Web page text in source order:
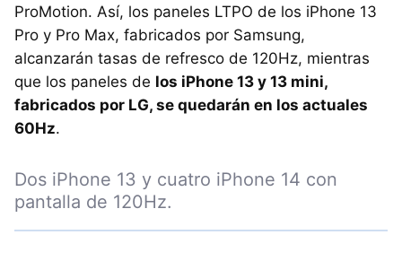
ProMotion. Así, los paneles LTPO de los iPhone 13
Pro y Pro Max, fabricados por Samsung,
alcanzarán tasas de refresco de 120Hz, mientras
que los paneles de los iPhone 13 y 13 mini,
fabricados por LG, se quedarán en los actuales
60Hz.
Dos iPhone 13 y cuatro iPhone 14 con
pantalla de 120Hz.